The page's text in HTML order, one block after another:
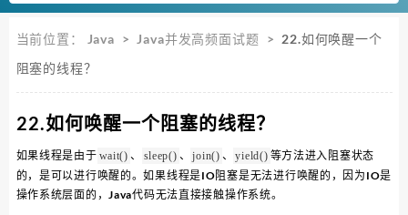
当前位置： Java > Java并发高频面试题 > 22.如何唤醒一个
阻塞的线程？
22.如何唤醒一个阻塞的线程？
如果线程是由于 wait() 、 sleep() 、 join() 、 yield() 等方法进入阻塞状态
的，是可以进行唤醒的。如果线程是IO阻塞是无法进行唤醒的，因为IO是
操作系统层面的，Java代码无法直接接触操作系统。